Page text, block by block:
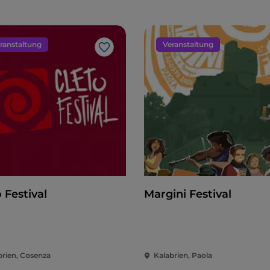
Like
Festival
Cosenza
Veranstaltung
Margini Festival
Kalabrien, Paola